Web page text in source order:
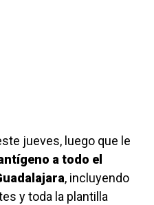
jueves, luego que le
a todo el
, incluyendo
y toda la plantilla